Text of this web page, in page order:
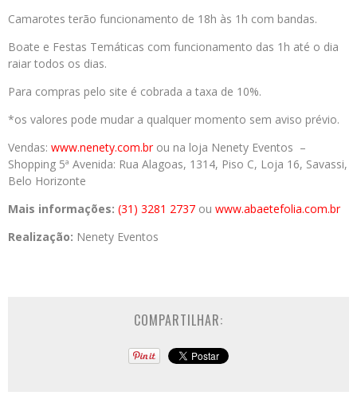
Camarotes terão funcionamento de 18h às 1h com bandas.
Boate e Festas Temáticas com funcionamento das 1h até o dia
raiar todos os dias.
Para compras pelo site é cobrada a taxa de 10%.
*os valores pode mudar a qualquer momento sem aviso prévio.
Vendas: www.nenety.com.brou na loja Nenety Eventos –
Shopping 5ª Avenida: Rua Alagoas, 1314, Piso C, Loja 16, Savassi,
Belo Horizonte
Mais informações: (31) 3281 2737 ou www.abaetefolia.com.br
Realização: Nenety Eventos
COMPARTILHAR: